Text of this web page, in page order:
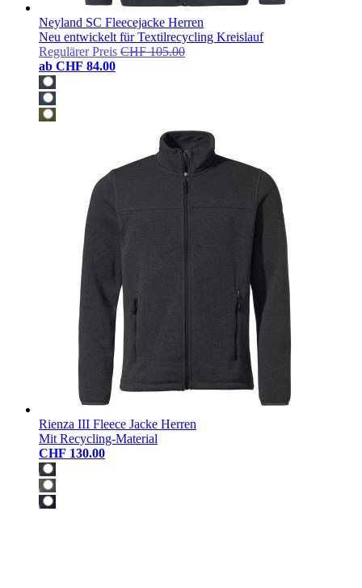
Neyland SC Fleecejacke Herren
Neu entwickelt für Textilrecycling Kreislauf
Regulärer Preis CHF 105.00
ab CHF 84.00
Rienza III Fleece Jacke Herren
Mit Recycling-Material
CHF 130.00